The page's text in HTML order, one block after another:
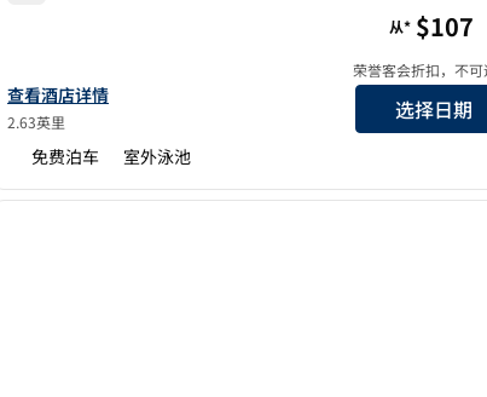
查看希尔顿Orlando/Altamonte Springs的酒店详情
查看酒店详情
2.63英里
从* $107
荣誉客会折扣，不可
选择日期
免费泊车 室外泳池
片
1